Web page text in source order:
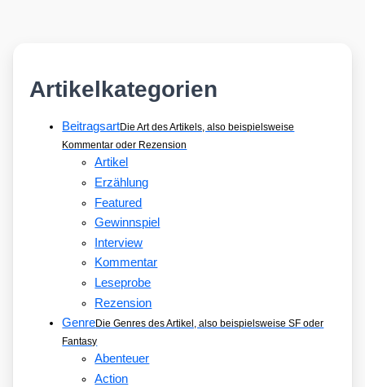
Artikelkategorien
BeitragsartDie Art des Artikels, also beispielsweise
Kommentar oder Rezension
Artikel
Erzählung
Featured
Gewinnspiel
Interview
Kommentar
Leseprobe
Rezension
GenreDie Genres des Artikel, also beispielsweise SF oder
Fantasy
Abenteuer
Action